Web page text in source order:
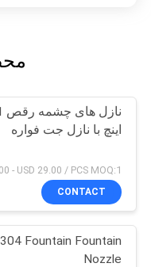
اینچ با نازل جت فواره
CONTACT
Fountain Fountain
Nozzle